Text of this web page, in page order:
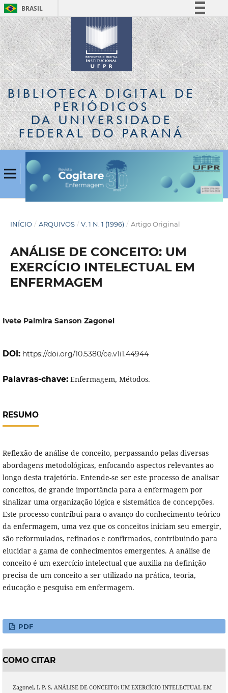
BRASIL
Simplifique!
Comunica BR
Participe
Acesso à informação
Legislação
Canais
BIBLIOTECA DIGITALDE
PERIÓDICOS
DA UNIVERSIDADE
FEDERAL DO PARANÁ
INÍCIO / ARQUIVOS / V. 1 N. 1 (1996) / Artigo Original
ANÁLISE DE CONCEITO: UM
EXERCÍCIO INTELECTUAL EM
ENFERMAGEM
Ivete Palmira Sanson Zagonel
DOI: https://doi.org/10.5380/ce.v1i1.44944
Palavras-chave: Enfermagem, Métodos.
RESUMO
Reflexão de análise de conceito, perpassando pelas diversas
abordagens metodológicas, enfocando aspectos relevantes ao
longo desta trajetória. Entende-se ser este processo de analisar
conceitos, de grande importância para a enfermagem por
sinalizar uma organização lógica e sistemática de concepções.
Este processo contribui para o avanço do conhecimento teórico
da enfermagem, uma vez que os conceitos iniciam seu emergir,
são reformulados, refinados e confirmados, contribuindo para
elucidar a gama de conhecimentos emergentes. A análise de
conceito é um exercício intelectual que auxilia na definição
precisa de um conceito a ser utilizado na prática, teoria,
educação e pesquisa em enfermagem.
PDF
COMO CITAR
Zagonel, I. P. S. ANÁLISE DE CONCEITO: UM EXERCÍCIO INTELECTUAL EM